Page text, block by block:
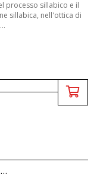
processo sillabico e il
sillabica, nell'ottica di